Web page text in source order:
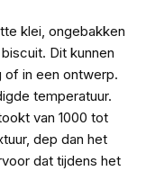
klei, ongebakken
Dit kunnen
of in een ontwerp.
temperatuur.
van 1000 tot
dep dan het
dat tijdens het